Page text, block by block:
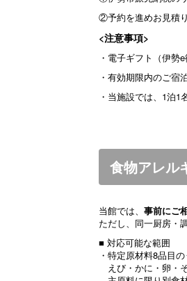
②予約を進めお見積
<注意事項>
・電子ギフト（伊勢
・有効期限内のご宿
・当施設では、1泊1
食物アレル
当館では、 事前にご
ただし、同一厨房・
■ 対応可能な範囲
・特定原材料8品目
えび・かに・卵・